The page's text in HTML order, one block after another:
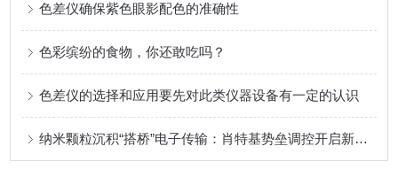
色差仪确保紫色眼影配色的准确性
色彩缤纷的食物，你还敢吃吗？
色差仪的选择和应用要先对此类仪器设备有一定的认识
纳米颗粒沉积“搭桥”电子传输：肖特基势垒调控开启新一代半导体器件新纪元